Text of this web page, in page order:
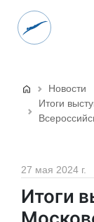
Новости
Итоги
27 мая 2024 г.
Итоги